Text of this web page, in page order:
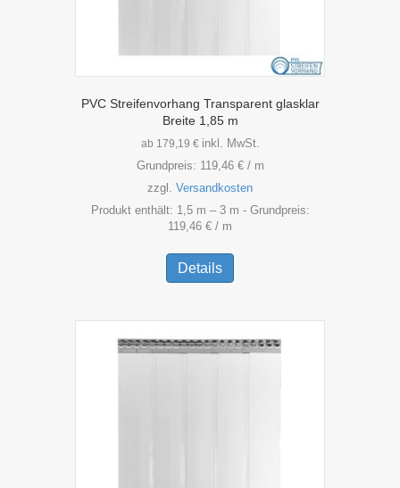
PVC Streifenvorhang Transparent glasklar
Breite 1,85 m
ab 179,19 € inkl. MwSt.
Grundpreis: 119,46 €/ m
zzgl. Versandkosten
Produkt enthält: 1,5 m – 3 m - Grundpreis:
119,46 € / m
Details
weist
Varianten
auf.
Die